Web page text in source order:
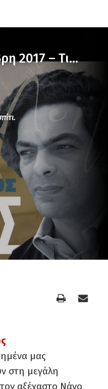
2017 – Τι…
μας
στη μεγάλη
αξέχαστο Νάνο